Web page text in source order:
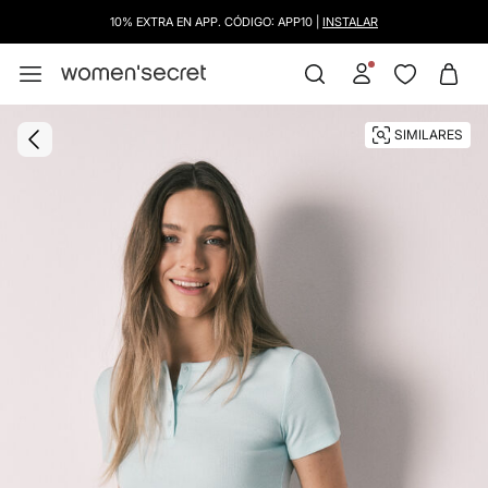
10% EXTRA EN APP. CÓDIGO: APP10 | INSTALAR
SIMILARES